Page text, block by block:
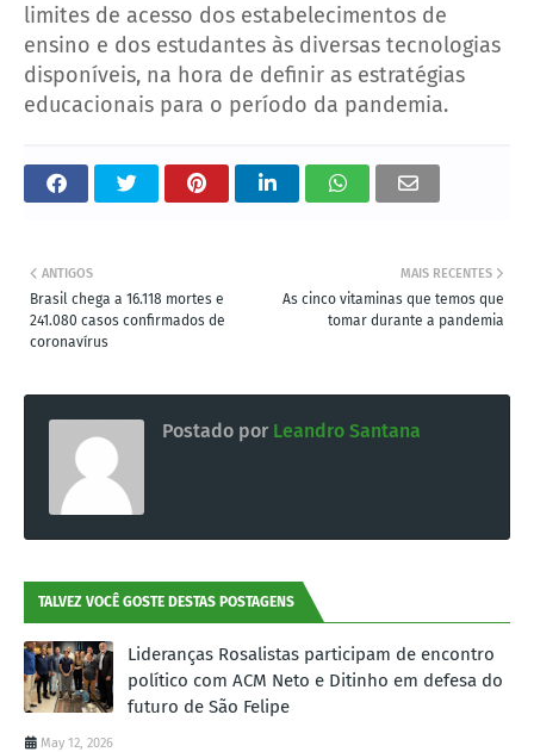
limites de acesso dos estabelecimentos de
ensino e dos estudantes às diversas tecnologias
disponíveis, na hora de definir as estratégias
educacionais para o período da pandemia.
MAIS RECENTES
As cinco vitaminas que temos que
tomar durante a pandemia
ANTIGOS
Brasil chega a 16.118 mortes e
241.080 casos confirmados de
coronavírus
Postado por Leandro Santana
TALVEZ VOCÊ GOSTE DESTAS POSTAGENS
Lideranças Rosalistas participam de encontro
político com ACM Neto e Ditinho em defesa do
futuro de São Felipe
May 12, 2026